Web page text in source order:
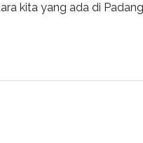
kita yang ada di